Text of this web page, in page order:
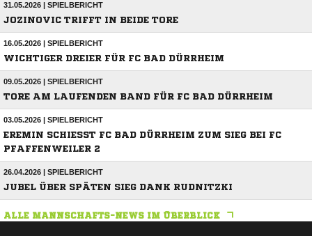
31.05.2026 | SPIELBERICHT
JOZINOVIC TRIFFT IN BEIDE TORE
16.05.2026 | SPIELBERICHT
WICHTIGER DREIER FÜR FC BAD DÜRRHEIM
09.05.2026 | SPIELBERICHT
TORE AM LAUFENDEN BAND FÜR FC BAD DÜRRHEIM
03.05.2026 | SPIELBERICHT
EREMIN SCHIESST FC BAD DÜRRHEIM ZUM SIEG BEI FC P
FAFFENWEILER 2
26.04.2026 | SPIELBERICHT
JUBEL ÜBER SPÄTEN SIEG DANK RUDNITZKI
ALLE MANNSCHAFTS-NEWS IM ÜBERBLICK